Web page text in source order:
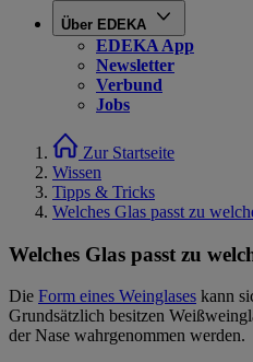
Über EDEKA
EDEKA App
Newsletter
Verbund
Jobs
Zur Startseite
Wissen
Tipps & Tricks
Welches Glas passt zu
Welches Glas passt zu
Die Form eines Weinglases kann
Grundsätzlich besitzen
der Nase wahrgenommen werden.